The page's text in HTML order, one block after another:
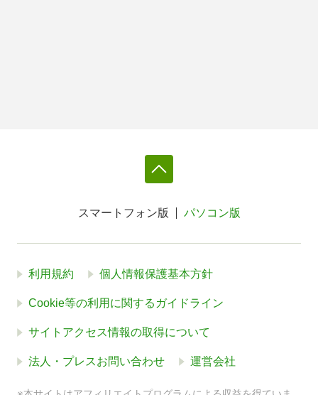
スマートフォン版 パソコン版
利用規約 個人情報保護基本方針
Cookie等の利用に関するガイドライン
サイトアクセス情報の取得について
法人・プレスお問い合わせ 運営会社